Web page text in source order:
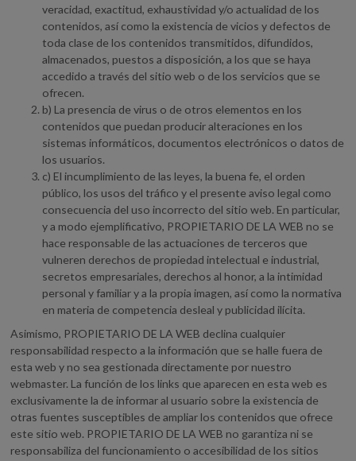
veracidad, exactitud, exhaustividad y/o actualidad de los
contenidos, así como la existencia de vicios y defectos de
toda clase de los contenidos transmitidos, difundidos,
almacenados, puestos a disposición, a los que se haya
accedido a través del sitio web o de los servicios que se
ofrecen.
b) La presencia de virus o de otros elementos en los
contenidos que puedan producir alteraciones en los
sistemas informáticos, documentos electrónicos o datos de
los usuarios.
c) El incumplimiento de las leyes, la buena fe, el orden
público, los usos del tráfico y el presente aviso legal como
consecuencia del uso incorrecto del sitio web. En particular,
y a modo ejemplificativo, PROPIETARIO DE LA WEB no se
hace responsable de las actuaciones de terceros que
vulneren derechos de propiedad intelectual e industrial,
secretos empresariales, derechos al honor, a la intimidad
personal y familiar y a la propia imagen, así como la normativa
en materia de competencia desleal y publicidad ilícita.
Asimismo, PROPIETARIO DE LA WEB declina cualquier
responsabilidad respecto a la información que se halle fuera de
esta web y no sea gestionada directamente por nuestro
webmaster. La función de los links que aparecen en esta web es
exclusivamente la de informar al usuario sobre la existencia de
otras fuentes susceptibles de ampliar los contenidos que ofrece
este sitio web. PROPIETARIO DE LA WEB no garantiza ni se
responsabiliza del funcionamiento o accesibilidad de los sitios